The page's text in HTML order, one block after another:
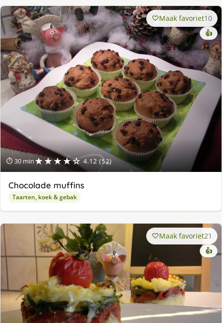
⏱ 30 min★★★★☆ 4.12 (52)
Maak favoriet10
👍
Chocolade muffins
Taarten, koek & gebak
Maak favoriet21
👍